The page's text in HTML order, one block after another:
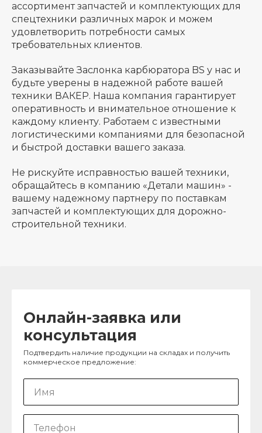
ассортимент запчастей и комплектующих для
спецтехники различных марок и можем
удовлетворить потребности самых
требовательных клиентов.
Заказывайте Заслонка карбюратора BS у нас и
будьте уверены в надежной работе вашей
техники ВАКЕР. Наша компания гарантирует
оперативность и внимательное отношение к
каждому клиенту. Работаем с известными
логистическими компаниями для безопасной
и быстрой доставки вашего заказа.
Не рискуйте исправностью вашей техники,
обращайтесь в компанию «Детали машин» -
вашему надежному партнеру по поставкам
запчастей и комплектующих для дорожно-
строительной техники.
Онлайн-заявка или
консультация
Подтвердить наличие продукции на складах и получить
коммерческое предложение: